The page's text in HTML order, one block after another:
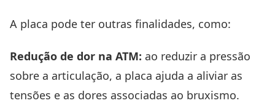
A placa pode ter outras finalidades, como:
Redução de dor na ATM: ao reduzir a pressão
sobre a articulação, a placa ajuda a aliviar as
tensões e as dores associadas ao bruxismo.